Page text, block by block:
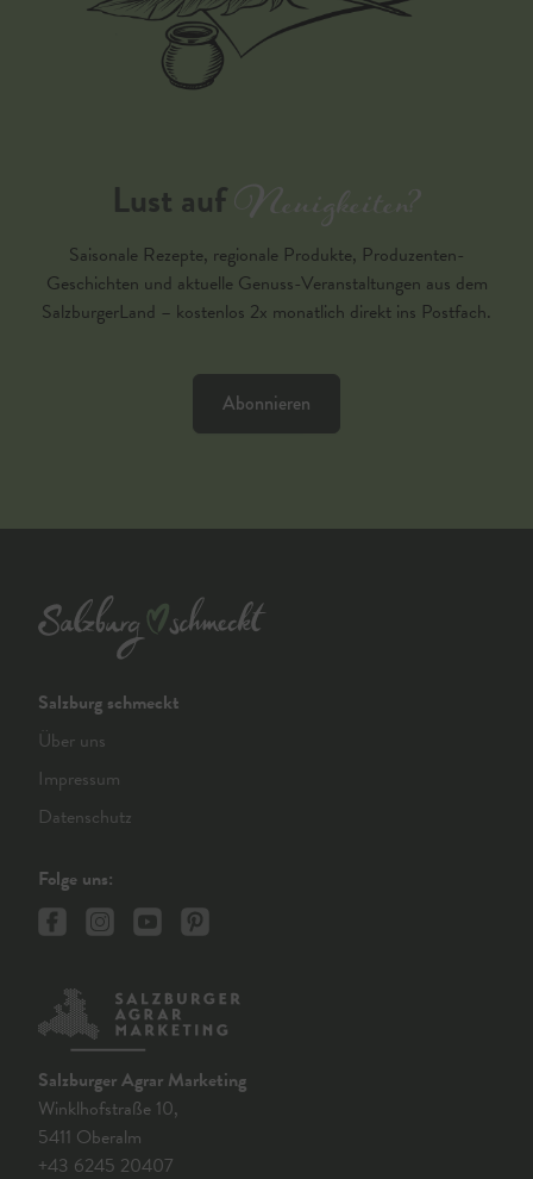
Lust aufNeuigkeiten?
Saisonale Rezepte, regionale Produkte, Produzenten-
Geschichten und aktuelle Genuss-Veranstaltungen aus dem
SalzburgerLand – kostenlos 2x monatlich direkt ins Postfach.
Abonnieren
Salzburg schmeckt
Über uns
Impressum
Datenschutz
Folge uns:
Salzburger Agrar Marketing
Winklhofstraße 10,
5411 Oberalm
+43 6245 20407